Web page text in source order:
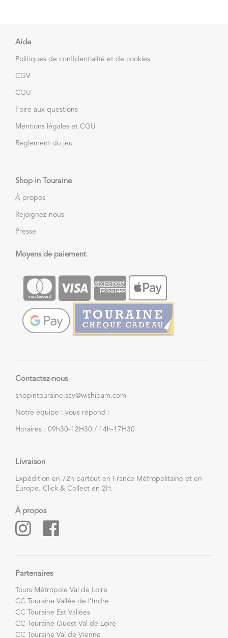
Aide
Politiques de confidentialité et de cookies
CGV
CGU
Foire aux questions
Mentions légales et CGU
Règlement du jeu
Shop in Touraine
À propos
Rejoignez-nous
Presse
Moyens de paiement
Contactez-nous
shopintouraine.sav@wishibam.com
Notre équipe : vous répond :
Horaires : 09h30-12H30 / 14h-17H30
Livraison
Expédition en 72h partout en France Métropolitaine et en
Europe. Click & Collect en 2H.
À propos
Partenaires
Tours Métropole Val de Loire
CC Touraine Vallée de l’Indre
CC Touraine Est Vallées
CC Touraine Ouest Val de Loire
CC Touraine Val de Vienne